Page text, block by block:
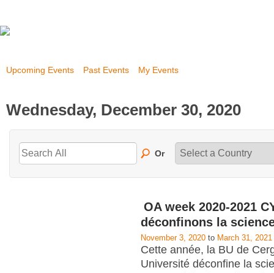
Upcoming Events Past Events My Events
Wednesday, December 30, 2020
Or
OA week 2020-2021
déconfinons la
November 3, 2020 to March 31, 2021
Cette année, la BU de
Université déconfine la